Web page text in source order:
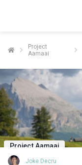
Project
Aamaai
Project Aamaai
Joke Decru